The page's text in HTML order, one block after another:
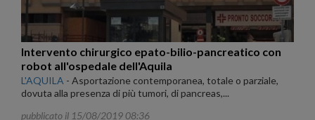
Intervento chirurgico epato-bilio-pancreatico con
robot all'ospedale dell'Aquila
L'AQUILA - Asportazione contemporanea, totale o parziale,
dovuta alla presenza di più tumori, di pancreas,...
pubblicato il 15/08/2019 08:36